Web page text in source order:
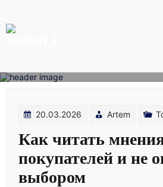
content
20.03.2026 Artem
Как читать
покупателей и не
выбором